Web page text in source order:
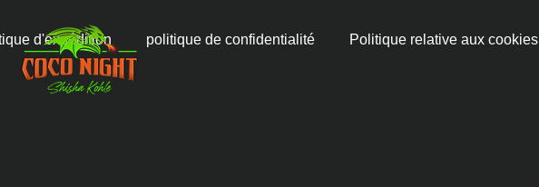
d'expédition politique de confidentialité Politique relative aux cookies